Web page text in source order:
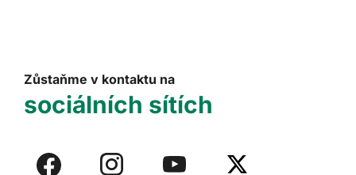
Zůstaňme v kontaktu na
sociálních sítích